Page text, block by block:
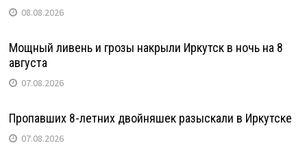
08.08.2026
Мощный ливень и грозы накрыли Иркутск в ночь на 8
августа
07.08.2026
Пропавших 8-летних двойняшек разыскали в Иркутске
07.08.2026